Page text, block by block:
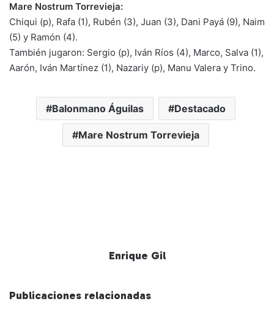
Mare Nostrum Torrevieja:
Chiqui (p), Rafa (1), Rubén (3), Juan (3), Dani Payá (9), Naim
(5) y Ramón (4).
También jugaron: Sergio (p), Iván Ríos (4), Marco, Salva (1),
Aarón, Iván Martínez (1), Nazariy (p), Manu Valera y Trino.
Balonmano Águilas Destacado
Mare Nostrum Torrevieja
Enrique Gil
Publicaciones relacionadas